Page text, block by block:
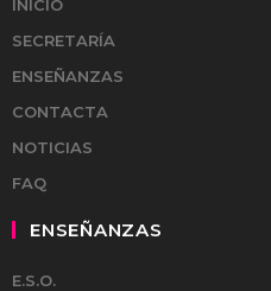
INICIO
SECRETARÍA
ENSEÑANZAS
CONTACTA
NOTICIAS
FAQ
ENSEÑANZAS
E.S.O.